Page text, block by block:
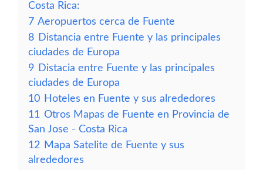
Costa Rica:
7 Aeropuertos cerca de Fuente
8 Distancia entre Fuente y las principales
ciudades de Europa
9 Distacia entre Fuente y las principales
ciudades de Europa
10 Hoteles en Fuente y sus alrededores
11 Otros Mapas de Fuente en Provincia de
San Jose - Costa Rica
12 Mapa Satelite de Fuente y sus
alrededores